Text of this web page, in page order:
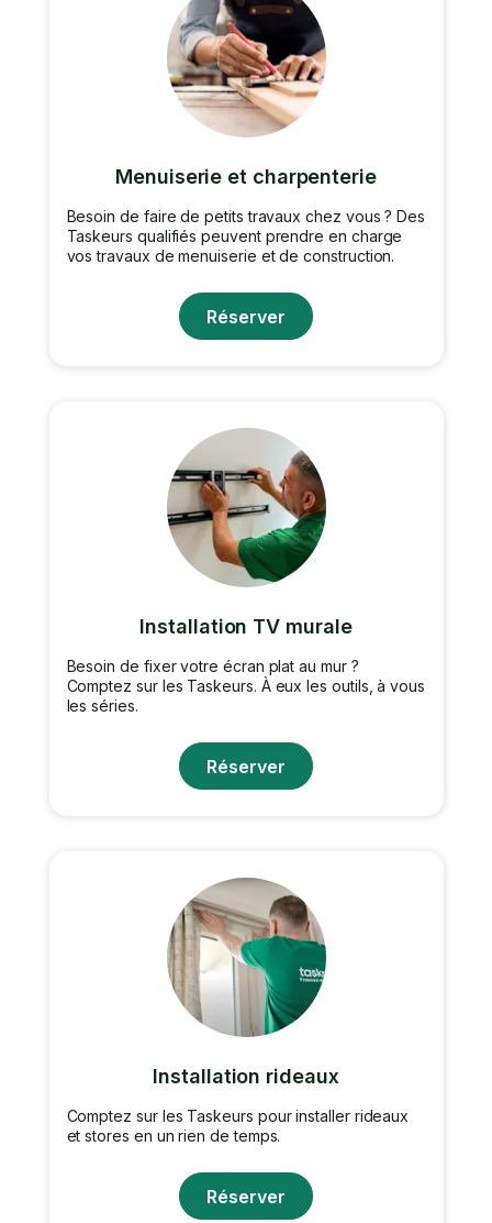
Menuiserie et charpenterie
Besoin de faire de petits travaux chez vous ? Des
Taskeurs qualifiés peuvent prendre en charge
vos travaux de menuiserie et de construction.
Réserver
Installation TV murale
Besoin de fixer votre écran plat au mur ?
Comptez sur les Taskeurs. À eux les outils, à vous
les séries.
Réserver
Installation rideaux
Comptez sur les Taskeurs pour installer rideaux
et stores en un rien de temps.
Réserver